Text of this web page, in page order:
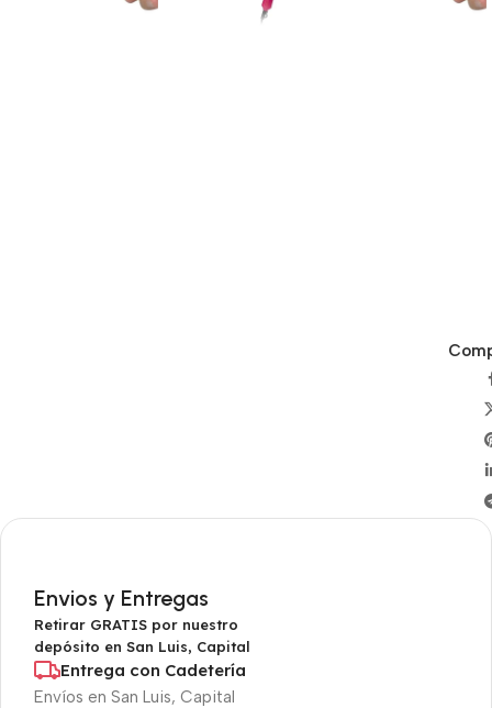
Envios y Entregas
Retirar GRATIS por nuestro
depósito en San Luis, Capital
Entrega con Cadetería
Envíos en San Luis, Capital